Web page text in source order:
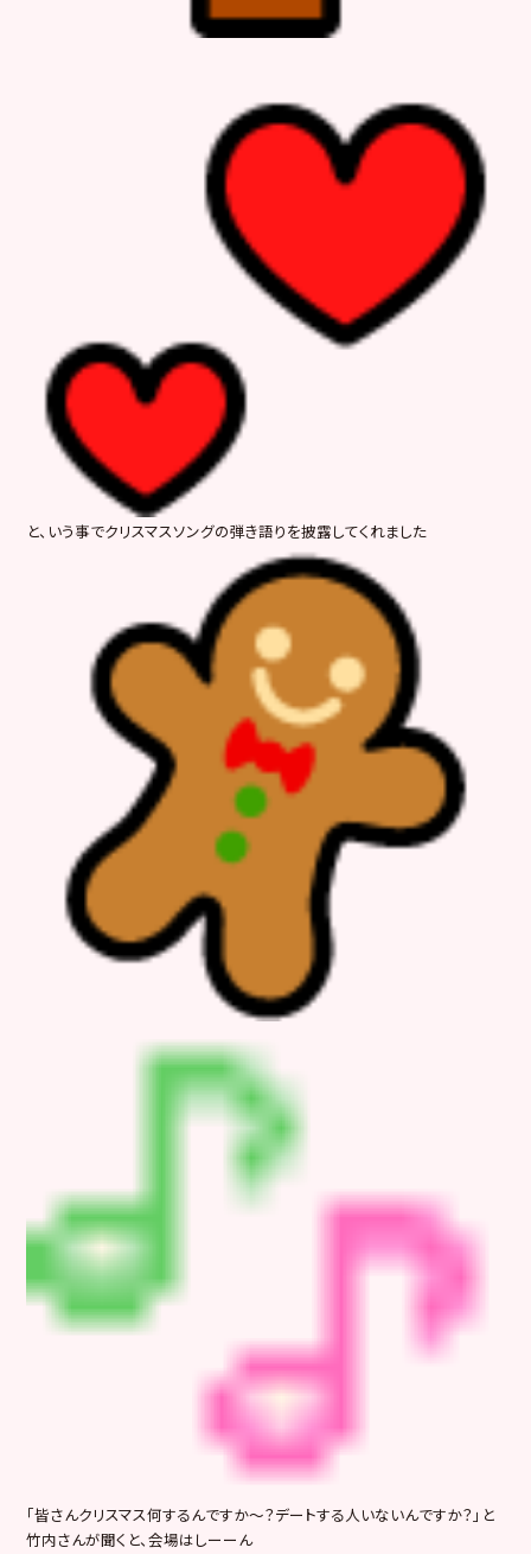
と、いう事でクリスマスソングの弾き語りを披露してくれました
「皆さんクリスマス何するんですか～？デートする人いないんですか？」と
竹内さんが聞くと、会場はしーーん